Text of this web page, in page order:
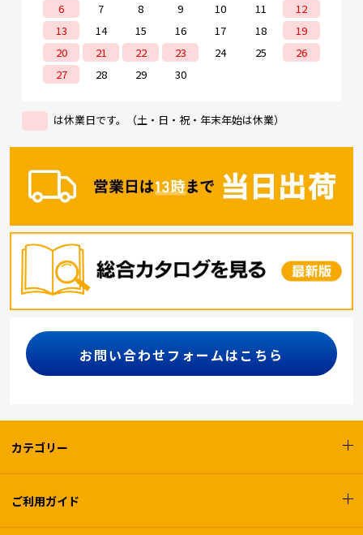
6
7 8 9 10 11
12
13
14 15 16 17 18
19
20
21 22 23 24 25
26
27
28 29 30
は休業日です。（土・日・祝・年末年始は休業）
お問い合わせフォームはこちら
カテゴリー
ご利用ガイド